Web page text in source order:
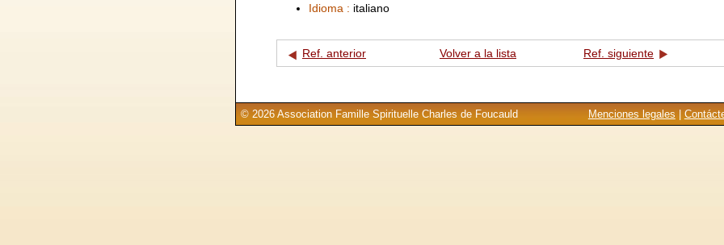
Idioma : italiano
Ref. anterior Volver a la lista Ref. siguiente
Menciones legales
© 2026 Association Famille Spirituelle Charles de Foucauld